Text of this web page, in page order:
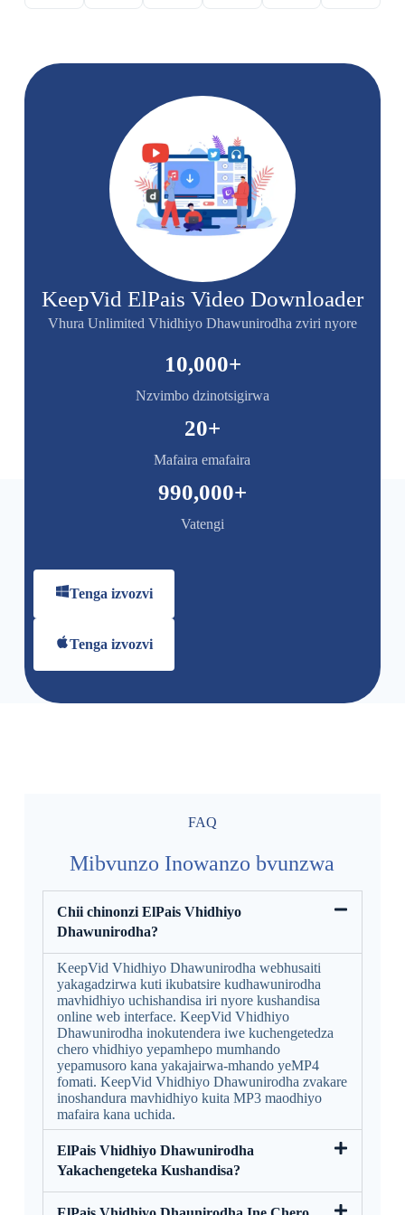
KeepVid ElPais Video Downloader
Vhura Unlimited Vhidhiyo Dhawunirodha zviri nyore
Nzvimbo dzinotsigirwa
10,000+
Mafaira emafaira
20+
Vatengi
990,000+
Tenga izvozvi
Tenga izvozvi
FAQ
Mibvunzo Inowanzo bvunzwa
Chii chinonzi ElPais Vhidhiyo
Dhawunirodha?
KeepVid Vhidhiyo Dhawunirodha webhusaiti
yakagadzirwa kuti ikubatsire kudhawunirodha
mavhidhiyo uchishandisa iri nyore kushandisa
online web interface. KeepVid Vhidhiyo
Dhawunirodha inokutendera iwe kuchengetedza
chero vhidhiyo yepamhepo mumhando
yepamusoro kana yakajairwa-mhando yeMP4
fomati. KeepVid Vhidhiyo Dhawunirodha zvakare
inoshandura mavhidhiyo kuita MP3 maodhiyo
mafaira kana uchida.
ElPais Vhidhiyo Dhawunirodha
Yakachengeteka Kushandisa?